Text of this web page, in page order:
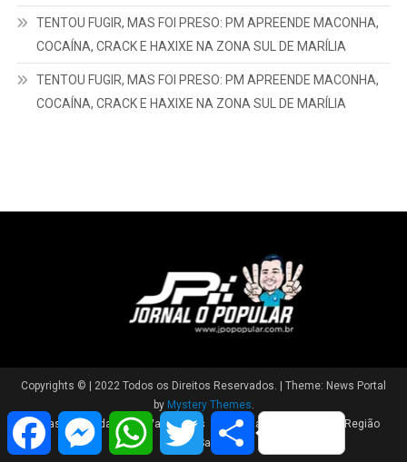
TENTOU FUGIR, MAS FOI PRESO: PM APREENDE MACONHA,
COCAÍNA, CRACK E HAXIXE NA ZONA SUL DE MARÍLIA
TENTOU FUGIR, MAS FOI PRESO: PM APREENDE MACONHA,
COCAÍNA, CRACK E HAXIXE NA ZONA SUL DE MARÍLIA
Copyrights © | 2022 Todos os Direitos Reservados.
Theme: News Portal
by Mystery Themes.
Brasil
Cidade Variedades Polícia
Região
Saúde
FacebookMessengerWhatsAppTwitter Share